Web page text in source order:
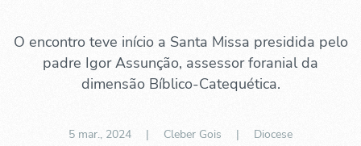
O encontro teve início a Santa Missa presidida pelo
padre Igor Assunção, assessor foranial da
dimensão Bíblico-Catequética.
5 mar., 2024 | Cleber Gois | Diocese